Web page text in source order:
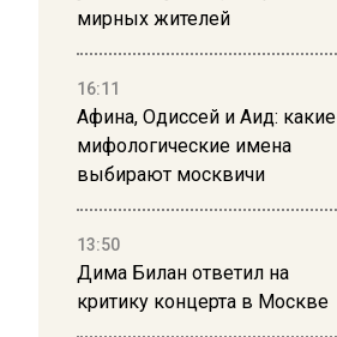
мирных жителей
16:11
Афина, Одиссей и Аид: какие
мифологические имена
выбирают москвичи
13:50
Дима Билан ответил на
критику концерта в Москве